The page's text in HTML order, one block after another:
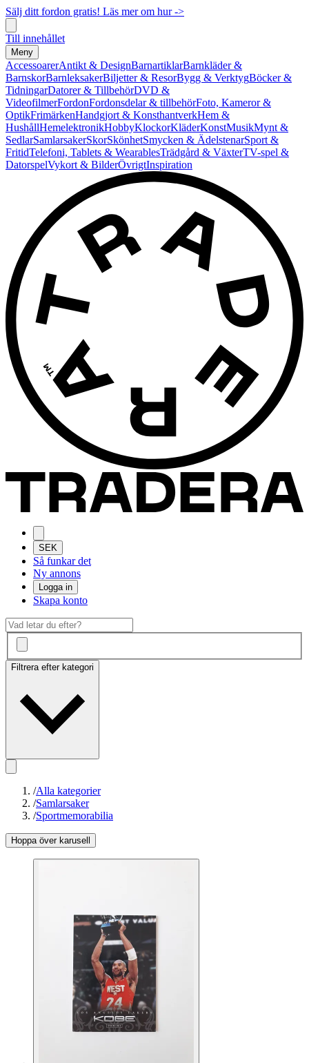
Sälj ditt fordon gratis! Läs mer om hur ->
Till innehållet
Meny
AccessoarerAntikt & DesignBarnartiklarBarnkläder &
BarnskorBarnleksakerBiljetter & ResorBygg & VerktygBöcker &
TidningarDatorer & TillbehörDVD &
VideofilmerFordonFordonsdelar & tillbehörFoto, Kameror &
OptikFrimärkenHandgjort & KonsthantverkHem &
HushållHemelektronikHobbyKlockorKläderKonstMusikMynt &
SedlarSamlarsakerSkorSkönhetSmycken & ÄdelstenarSport &
FritidTelefoni, Tablets & WearablesTrädgård & VäxterTV-spel &
DatorspelVykort & BilderÖvrigtInspiration
SEK
Så funkar det
Ny annons
Logga in
Skapa konto
Filtrera efter kategori
/Alla kategorier
/Samlarsaker
/Sportmemorabilia
Hoppa över karusell